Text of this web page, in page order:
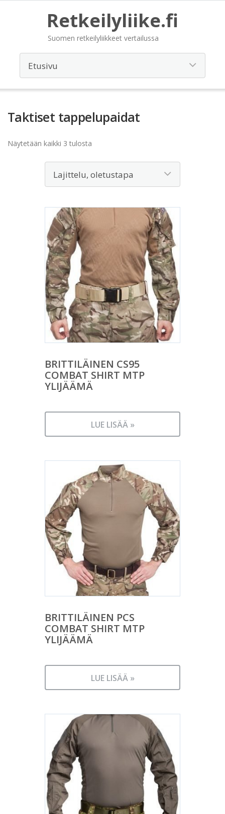
Retkeilyliike.fi
Suomen retkeilyliikkeet vertailussa
Taktiset tappelupaidat
Näytetään kaikki 3 tulosta
BRITTILÄINEN CS95
COMBAT SHIRT MTP
YLIJÄÄMÄ
LUE LISÄÄ »
BRITTILÄINEN PCS
COMBAT SHIRT MTP
YLIJÄÄMÄ
LUE LISÄÄ »